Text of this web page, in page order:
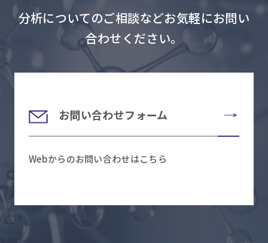
分析についてのご相談などお気軽にお問い
合わせください。
お問い合わせフォーム
Webからのお問い合わせはこちら